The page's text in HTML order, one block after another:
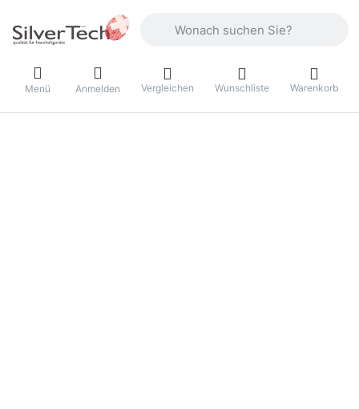
Menü Anmelden Vergleichen Wunschliste Warenkorb